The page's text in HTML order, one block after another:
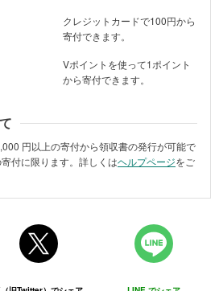
クレジットカードで100円から
寄付できます。
Vポイントを使って1ポイント
から寄付できます。
円以上の寄付から領収書の発行が可能で
付に限ります。詳しくはヘルプページをご